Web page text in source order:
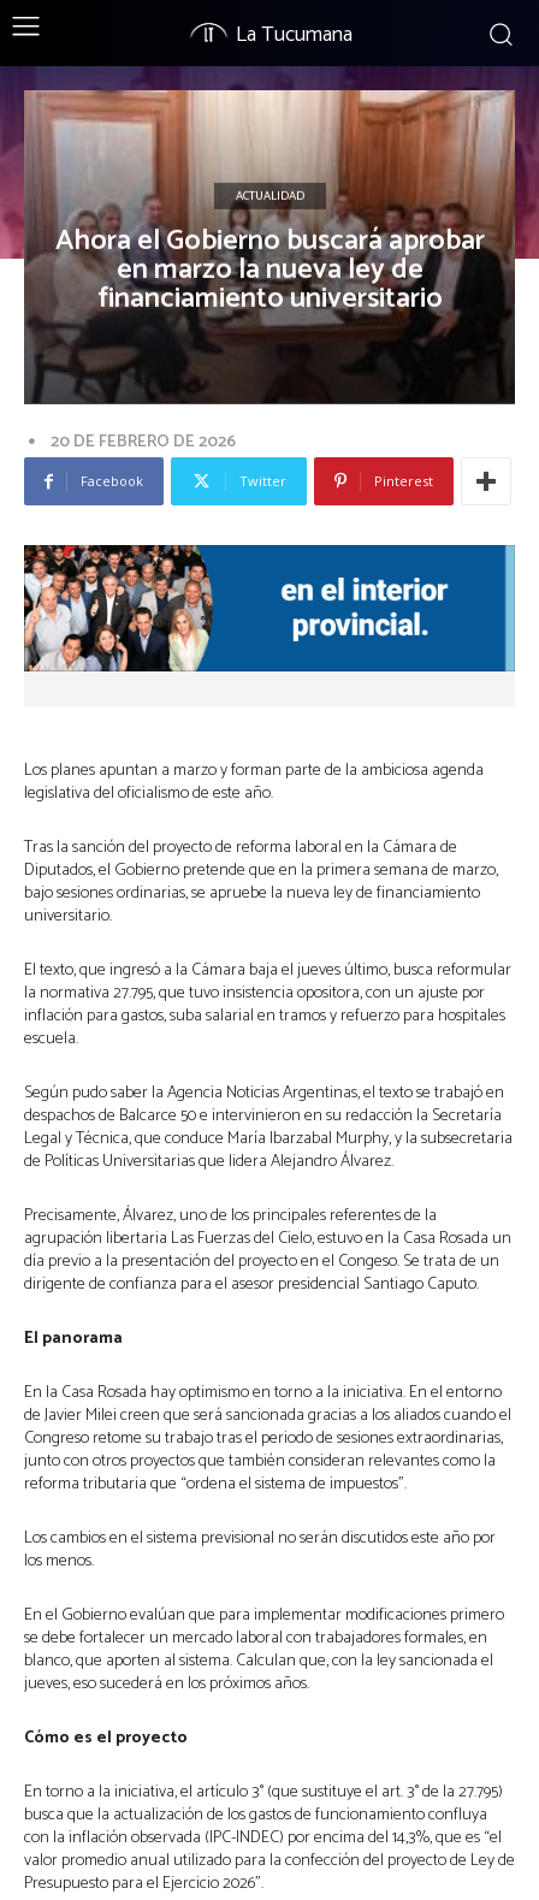
La Tucumana
ACTUALIDAD
Ahora el Gobierno buscará aprobar
en marzo la nueva ley de
financiamiento universitario
20 DE FEBRERO DE 2026
Facebook Twitter Pinterest
Los planes apuntan a marzo y forman parte de la ambiciosa agenda
legislativa del oficialismo de este año.
Tras la sanción del proyecto de reforma laboral en la Cámara de
Diputados, el Gobierno pretende que en la primera semana de marzo,
bajo sesiones ordinarias, se apruebe la nueva ley de financiamiento
universitario.
El texto, que ingresó a la Cámara baja el jueves último, busca reformular
la normativa 27.795, que tuvo insistencia opositora, con un ajuste por
inflación para gastos, suba salarial en tramos y refuerzo para hospitales
escuela.
Según pudo saber la Agencia Noticias Argentinas, el texto se trabajó en
despachos de Balcarce 50 e intervinieron en su redacción la Secretaría
Legal y Técnica, que conduce María Ibarzabal Murphy, y la subsecretaria
de Políticas Universitarias que lidera Alejandro Álvarez.
Precisamente, Álvarez, uno de los principales referentes de la
agrupación libertaria Las Fuerzas del Cielo, estuvo en la Casa Rosada un
día previo a la presentación del proyecto en el Congeso. Se trata de un
dirigente de confianza para el asesor presidencial Santiago Caputo.
El panorama
En la Casa Rosada hay optimismo en torno a la iniciativa. En el entorno
de Javier Milei creen que será sancionada gracias a los aliados cuando el
Congreso retome su trabajo tras el periodo de sesiones extraordinarias,
junto con otros proyectos que también consideran relevantes como la
reforma tributaria que “ordena el sistema de impuestos”.
Los cambios en el sistema previsional no serán discutidos este año por
los menos.
En el Gobierno evalúan que para implementar modificaciones primero
se debe fortalecer un mercado laboral con trabajadores formales, en
blanco, que aporten al sistema. Calculan que, con la ley sancionada el
jueves, eso sucederá en los próximos años.
Cómo es el proyecto
En torno a la iniciativa, el artículo 3° (que sustituye el art. 3° de la 27.795)
busca que la actualización de los gastos de funcionamiento confluya
con la inflación observada (IPC-INDEC) por encima del 14,3%, que es “el
valor promedio anual utilizado para la confección del proyecto de Ley de
Presupuesto para el Ejercicio 2026”.